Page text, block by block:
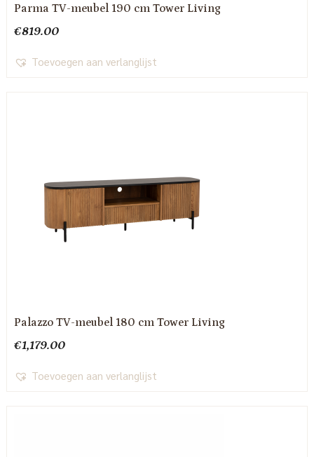
Parma TV-meubel 190 cm Tower Living
€819.00
Toevoegen aan verlanglijst
Palazzo TV-meubel 180 cm Tower Living
€1,179.00
Toevoegen aan verlanglijst